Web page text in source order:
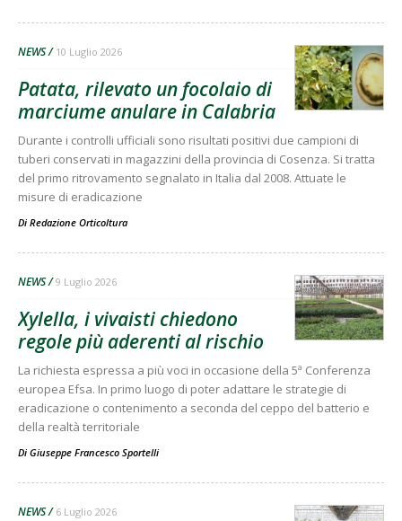
NEWS 10 Luglio 2026
Patata, rilevato un focolaio di
marciume anulare in Calabria
Durante i controlli ufficiali sono risultati positivi due campioni di
tuberi conservati in magazzini della provincia di Cosenza. Si tratta
del primo ritrovamento segnalato in Italia dal 2008. Attuate le
misure di eradicazione
Di Redazione Orticoltura
NEWS 9 Luglio 2026
Xylella, i vivaisti chiedono
regole più aderenti al rischio
La richiesta espressa a più voci in occasione della 5ª Conferenza
europea Efsa. In primo luogo di poter adattare le strategie di
eradicazione o contenimento a seconda del ceppo del batterio e
della realtà territoriale
Di Giuseppe Francesco Sportelli
NEWS 6 Luglio 2026